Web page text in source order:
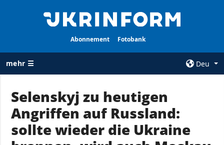
Abonnement Fotobank
mehr ☰
Deu
ALLE
RUBRIKEN
Krieg
AGENTUR
Über uns
Kontakte
Selenskyj zu heutigen
Angriffen auf Russland:
sollte wieder die Ukraine